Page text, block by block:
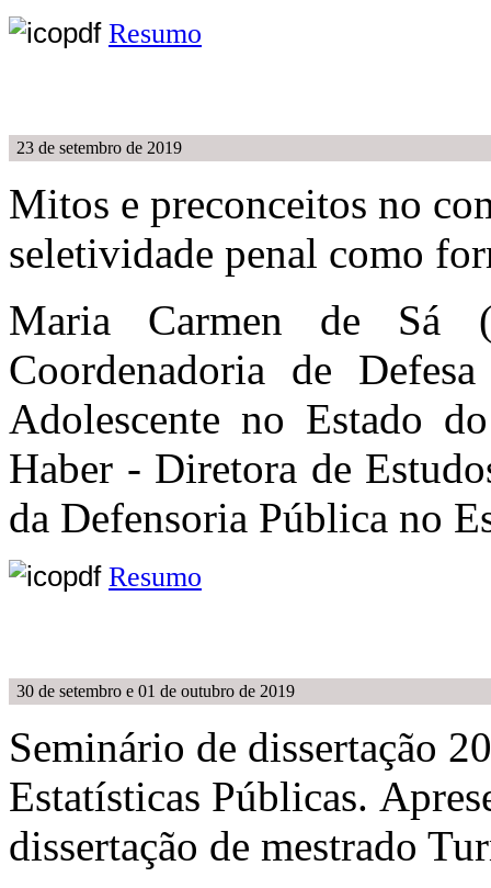
Resumo
23 de setembro de 2019
Mitos e preconceitos no
seletividade penal como
Maria Carmen de Sá
Coordenadoria de
Adolescente no Estado
Haber - Diretora de
da Defensoria Pública no
Resumo
30 de setembro e 01 de outubro de 2019
Seminário de dissertação
Estatísticas Públicas.
dissertação de mestrado